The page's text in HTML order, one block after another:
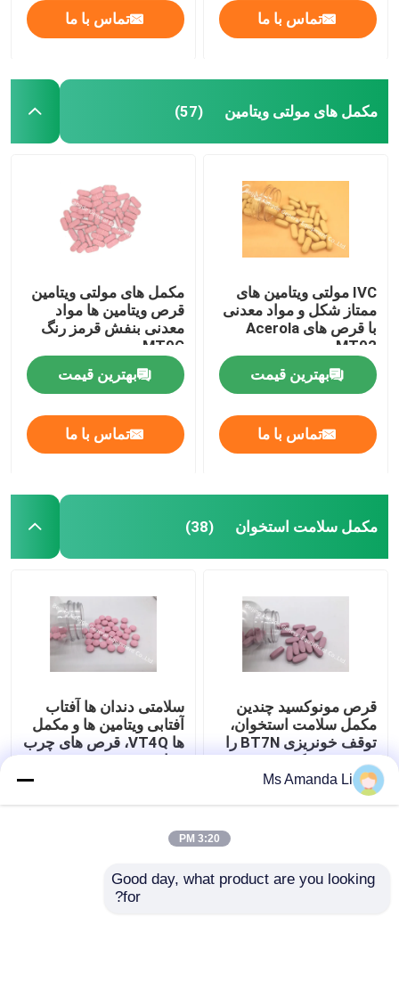
تماس با ما تماس با ما
مکمل های مولتی ویتامین (57)
IVC مولتی ویتامین های
ممتاز شکل و مواد معدنی
با قرص های Acerola
MT92
بهترین قیمت
تماس با ما
مکمل های مولتی ویتامین
قرص ویتامین ها مواد
معدنی بنفش قرمز رنگ
MT9G
بهترین قیمت
تماس با ما
مکمل سلامت استخوان (38)
قرص مونوکسید چندین
مکمل سلامت استخوان،
توقف خونریزی BT7N را
متوقف می کند
بهترین قیمت
سلامتی دندان ها آفتاب
آفتابی ویتامین ها و مکمل
ها VT4Q، قرص های چرب
ویتامین D
Ms Amanda Li
3:20 PM
Good day, what product are you looking
for?